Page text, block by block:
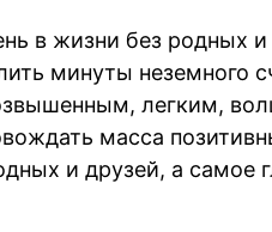
в жизни без родных и
минуты неземного
легким,
масса
и друзей, а самое